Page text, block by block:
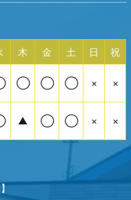
木 金 土 日 祝
◯ ◯ ◯ × ×
▲ ◯ ◯ × ×